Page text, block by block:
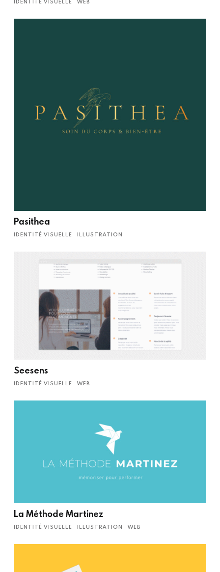
Pasithea
IDENTITÉ VISUELLE ILLUSTRATION
Seesens
IDENTITÉ VISUELLE WEB
La Méthode Martinez
IDENTITÉ VISUELLE ILLUSTRATION WEB